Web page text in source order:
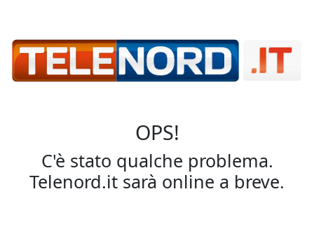
OPS!
C'è stato qualche problema.
Telenord.it sarà online a breve.